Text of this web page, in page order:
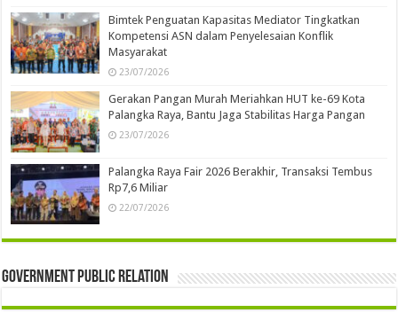
Bimtek Penguatan Kapasitas Mediator Tingkatkan
Kompetensi ASN dalam Penyelesaian Konflik
Masyarakat
23/07/2026
Gerakan Pangan Murah Meriahkan HUT ke-69 Kota
Palangka Raya, Bantu Jaga Stabilitas Harga Pangan
23/07/2026
Palangka Raya Fair 2026 Berakhir, Transaksi Tembus
Rp7,6 Miliar
22/07/2026
Government Public Relation